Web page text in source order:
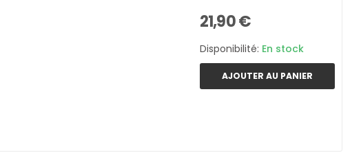
21,90 €
Disponibilité: En stock
AJOUTER AU PANIER